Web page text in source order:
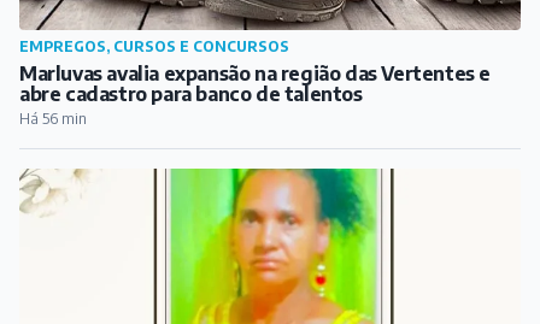
EMPREGOS, CURSOS E CONCURSOS
Marluvas avalia expansão na região das Vertentes e
abre cadastro para banco de talentos
Há 56 min